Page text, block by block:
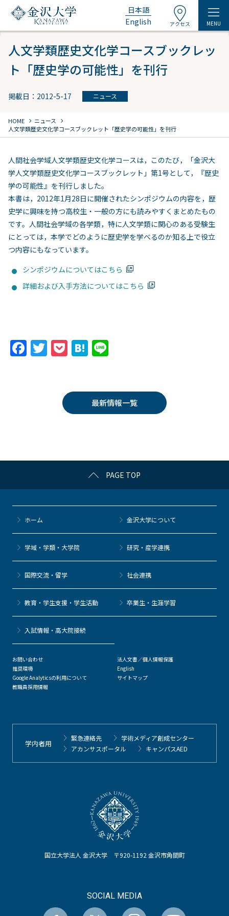
日本語
English
アクセス MENU
人文学類歴史文化学コースブックレッ
ト「歴史学の可能性」を刊行
掲載日：2012-5-17 ニュース
HOME chevron_right ニュース chevron_right
人文学類歴史文化学コースブックレット「歴史学の可能性」を刊行
人間社会学域人文学類歴史文化学コースは，このたび，「金沢大
学人文学類歴史文化学コースブックレット」第1号として，『歴史
学の可能性』を刊行しました。
本書は，2012年1月28日に開催されたシンポジウムの内容を，歴
史学に興味を持つ高校生・一般の方にも読みやすくまとめたもの
です。人間社会学域の各学類，特に人文学類に関心のある受験生
にとっては，本学でどのように歴史学を学べるのか知る上で役立
つ内容にもなっています。
シンポジウムについてはこちら
詳細および入手方法についてはこちら
F
k
T
er
P
k
et
H
n
a
最新情報一覧
PAGE TOP
国立大学法人 金沢大学 〒920-1192 金沢市角間町
SOCIAL MEDIA
ホーム 金沢大学について
学域・学類・大学院 研究・産学連携
国際交流・留学 社会連携
教育・学生支援・学生活動 卒業生・生涯学習
⼊試情報・高大院接続
お問い合わせ
推奨環境
Google Analyticsの利用について
教職員採用情報
法人文書／個人情報保護
English
サイトマップ
学内者用
緊急連絡先
学術メディア創成センター
アカンサスポータル
キャンパスAED